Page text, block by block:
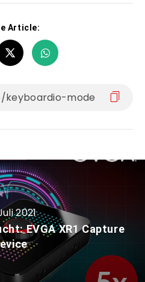
Article:
2021
EVGA XR1 Capture